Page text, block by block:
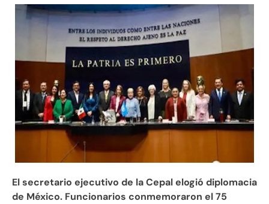
El secretario ejecutivo de la Cepal elogió diplomacia
de México. Funcionarios conmemoraron el 75